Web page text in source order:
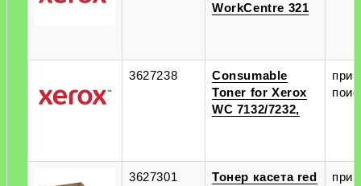
WorkCentre 321
3627238
Consumable
Toner for Xerox
WC 7132/7232,
при
3627301
Тонер касета red
при